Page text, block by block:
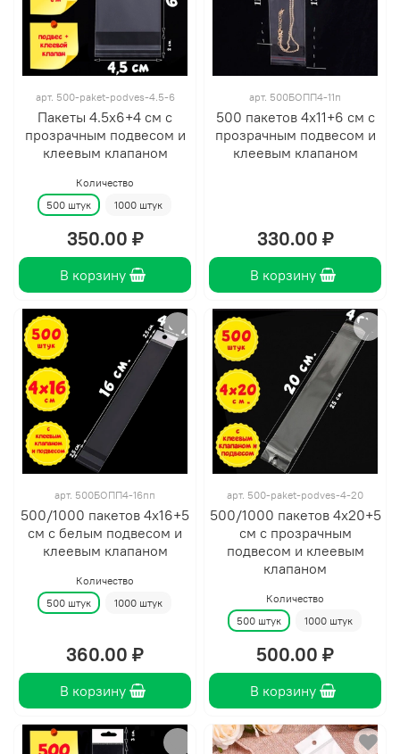
арт. 500-paket-podves-4.5-6
Пакеты 4.5х6+4 см с
прозрачным подвесом и
клеевым клапаном
Количество
500 штук
1000 штук
350.00 ₽
В корзину
арт. 500БОПП4-11п
500 пакетов 4х11+6 см с
прозрачным подвесом и
клеевым клапаном
330.00 ₽
В корзину
арт. 500БОПП4-16пп
500/1000 пакетов 4х16+5
см с белым подвесом и
клеевым клапаном
Количество
500 штук
1000 штук
360.00 ₽
В корзину
арт. 500-paket-podves-4-20
500/1000 пакетов 4х20+5
см с прозрачным
подвесом и клеевым
клапаном
Количество
500 штук
1000 штук
500.00 ₽
В корзину